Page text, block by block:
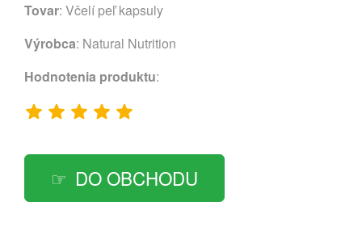
Tovar: Včelí peľ kapsuly
Výrobca: Natural Nutrition
Hodnotenia produktu:
DO OBCHODU